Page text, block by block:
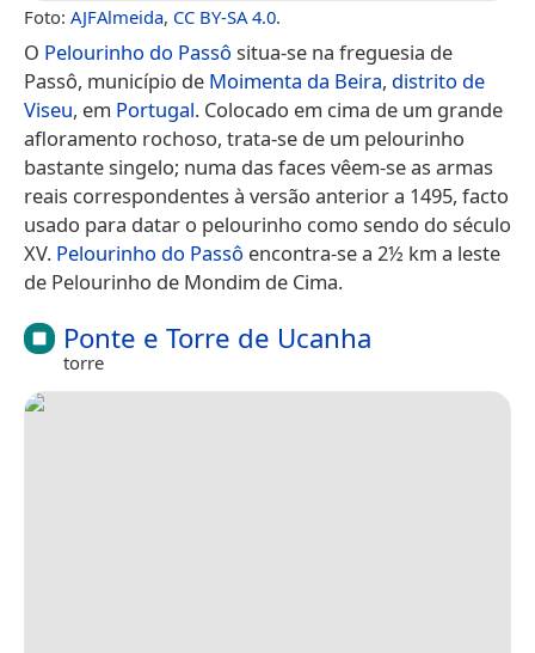
Foto: AJFAlmeida, CC BY-SA 4.0.
O Pelourinho do Passô situa-se na freguesia de
Passô, município de Moimenta da Beira, distrito de
Viseu, em Portugal. Colocado em cima de um grande
afloramento rochoso, trata-se de um pelourinho
bastante singelo; numa das faces vêem-se as armas
reais correspondentes à versão anterior a 1495, facto
usado para datar o pelourinho como sendo do século
XV. Pelourinho do Passô encontra-se a 2½ km a leste
de Pelourinho de Mondim de Cima.
Ponte e Torre de Ucanha
torre